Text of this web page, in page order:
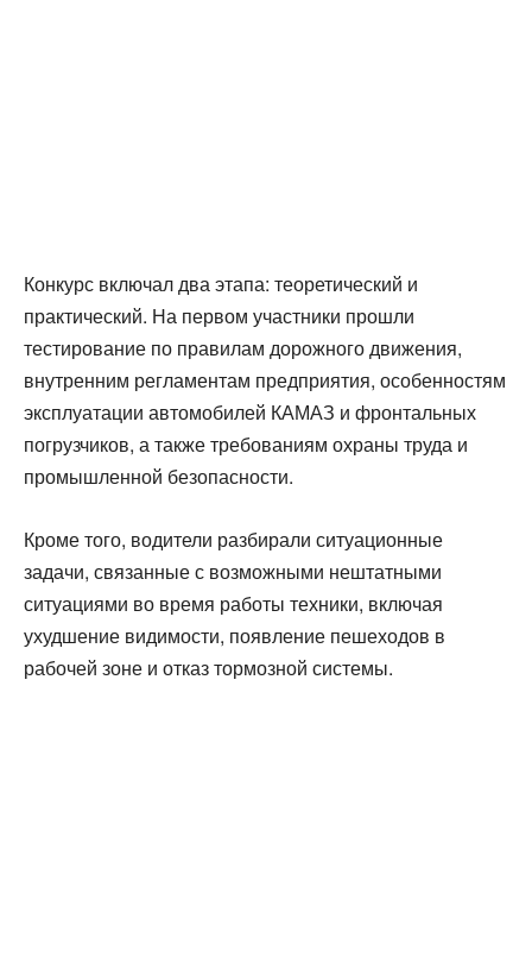
Конкурс включал два этапа: теоретический и
практический. На первом участники прошли
тестирование по правилам дорожного движения,
внутренним регламентам предприятия, особенностям
эксплуатации автомобилей КАМАЗ и фронтальных
погрузчиков, а также требованиям охраны труда и
промышленной безопасности.
Кроме того, водители разбирали ситуационные
задачи, связанные с возможными нештатными
ситуациями во время работы техники, включая
ухудшение видимости, появление пешеходов в
рабочей зоне и отказ тормозной системы.